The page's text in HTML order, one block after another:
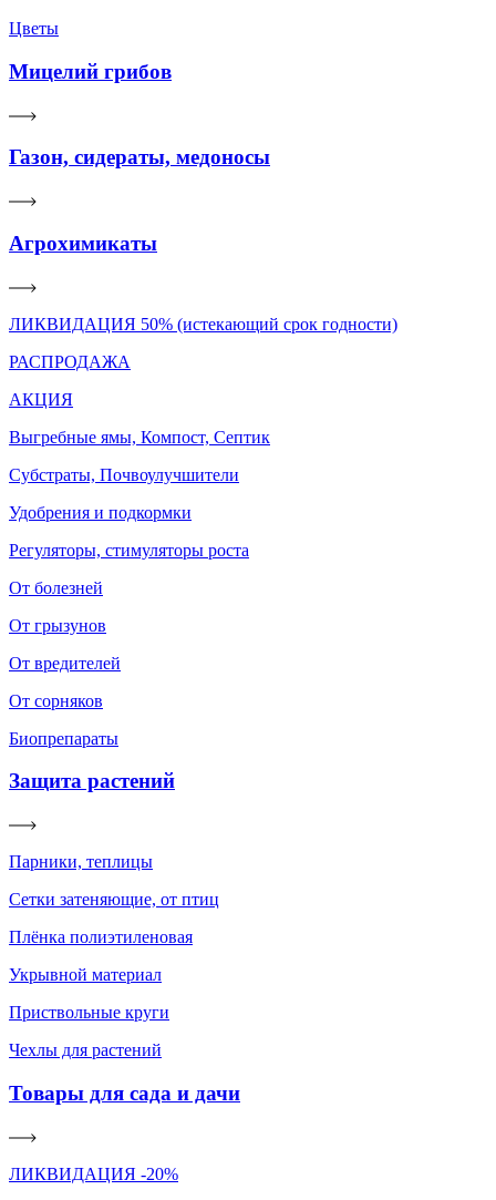
Цветы
Мицелий грибов
Газон, сидераты, медоносы
Агрохимикаты
ЛИКВИДАЦИЯ 50% (истекающий срок годности)
РАСПРОДАЖА
АКЦИЯ
Выгребные ямы, Компост, Септик
Субстраты, Почвоулучшители
Удобрения и подкормки
Регуляторы, стимуляторы роста
От болезней
От грызунов
От вредителей
От сорняков
Биопрепараты
Защита растений
Парники, теплицы
Сетки затеняющие, от птиц
Плёнка полиэтиленовая
Укрывной материал
Приствольные круги
Чехлы для растений
Товары для сада и дачи
ЛИКВИДАЦИЯ -20%